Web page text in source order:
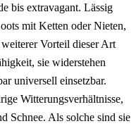
bis extravagant. Lässig
mit Ketten oder Nieten,
Vorteil dieser Art
sie widerstehen
universell einsetzbar.
Witterungsverhältnisse,
Schnee. Als solche sind sie